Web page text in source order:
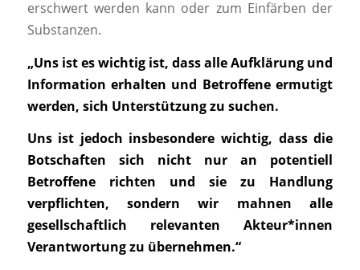
erschwert werden kann oder zum Einfärben der
Substanzen.
„Uns ist es wichtig ist, dass alle Aufklärung und
Information erhalten und Betroffene ermutigt
werden, sich Unterstützung zu suchen.
Uns ist jedoch insbesondere wichtig, dass die
Botschaften sich nicht nur an potentiell
Betroffene richten und sie zu Handlung
verpflichten, sondern wir mahnen alle
gesellschaftlich relevanten Akteur*innen
Verantwortung zu übernehmen.“